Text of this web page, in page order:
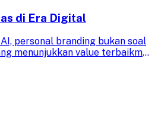
di Era Digital
personal branding bukan soal
menunjukkan value terbaikmu